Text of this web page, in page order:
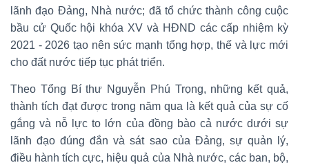
lãnh đạo Đảng, Nhà nước; đã tổ chức thành công cuộc
bầu cử Quốc hội khóa XV và HĐND các cấp nhiệm kỳ
2021 - 2026 tạo nên sức mạnh tổng hợp, thế và lực mới
cho đất nước tiếp tục phát triển.
Theo Tổng Bí thư Nguyễn Phú Trọng, những kết quả,
thành tích đạt được trong năm qua là kết quả của sự cố
gắng và nỗ lực to lớn của đồng bào cả nước dưới sự
lãnh đạo đúng đắn và sát sao của Đảng, sự quản lý,
điều hành tích cực, hiệu quả của Nhà nước, các ban, bộ,